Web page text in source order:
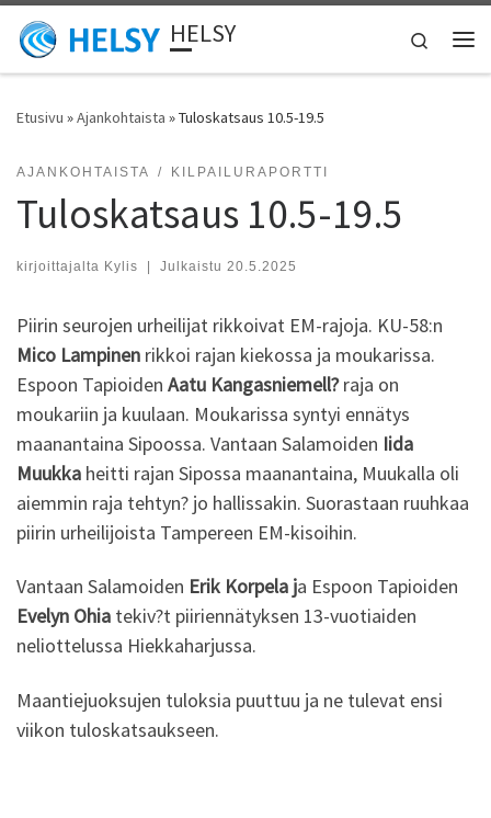
Skip to content HELSY
Search
Etusivu »Ajankohtaista »Tuloskatsaus 10.5-19.5
AJANKOHTAISTA KILPAILURAPORTTI
Tuloskatsaus 10.5-19.5
kirjoittajalta Kylis | Julkaistu 20.5.2025
Piirin seurojen urheilijat rikkoivat EM-rajoja. KU-58:n
Mico Lampinen rikkoi rajan kiekossa ja moukarissa.
Espoon Tapioiden Aatu Kangasniemell?raja on
moukariin ja kuulaan. Moukarissa syntyi ennätys
maanantaina Sipoossa. Vantaan Salamoiden Iida
Muukka heitti rajan Sipossa maanantaina, Muukalla oli
aiemmin raja tehtyn? jo hallissakin. Suorastaan ruuhkaa
piirin urheilijoista Tampereen EM-kisoihin.
Vantaan Salamoiden Erik Korpela ja Espoon Tapioiden
Evelyn Ohia tekiv?t piiriennätyksen 13-vuotiaiden
neliottelussa Hiekkaharjussa.
Maantiejuoksujen tuloksia puuttuu ja ne tulevat ensi
viikon tuloskatsaukseen.